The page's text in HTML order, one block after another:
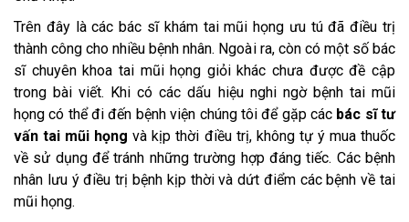
Trên đây là các bác sĩ khám tai mũi họng ưu tú đã điều trị
thành công cho nhiều bệnh nhân. Ngoài ra, còn có một số bác
sĩ chuyên khoa tai mũi họng giỏi khác chưa được đề cập
trong bài viết. Khi có các dấu hiệu nghi ngờ bệnh tai mũi
họng có thể đi đến bệnh viện chúng tôi để gặp các bác sĩ tư
vấn tai mũi họng và kịp thời điều trị, không tự ý mua thuốc
về sử dụng để tránh những trường hợp đáng tiếc. Các bệnh
nhân lưu ý điều trị bệnh kịp thời và dứt điểm các bệnh về tai
mũi họng.